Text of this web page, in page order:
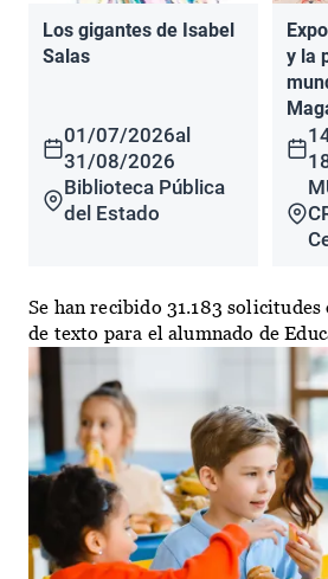
Los gigantes de Isabel
Salas
01/07/2026al
31/08/2026
Biblioteca Pública
del Estado
y la
Se han recibido 31.183
de texto para el alumnado de